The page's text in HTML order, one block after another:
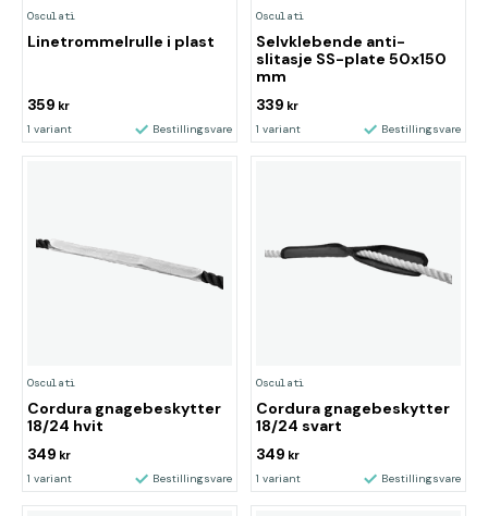
Osculati
Linetrommelrulle i plast
359 kr
1 variant Bestillingsvare
Osculati
Selvklebende anti-
slitasje SS-plate 50x150
mm
339 kr
1 variant Bestillingsvare
Osculati
Cordura gnagebeskytter
18/24 hvit
349 kr
1 variant Bestillingsvare
Osculati
Cordura gnagebeskytter
18/24 svart
349 kr
1 variant Bestillingsvare